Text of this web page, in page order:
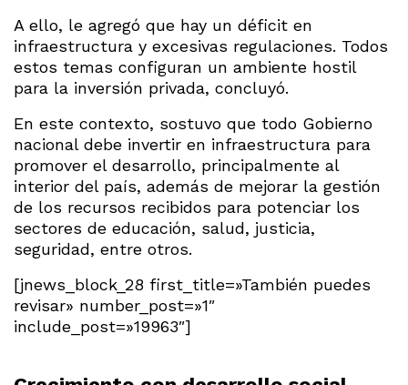
A ello, le agregó que hay un déficit en
infraestructura y excesivas regulaciones. Todos
estos temas configuran un ambiente hostil
para la inversión privada, concluyó.
En este contexto, sostuvo que todo Gobierno
nacional debe invertir en infraestructura para
promover el desarrollo, principalmente al
interior del país, además de mejorar la gestión
de los recursos recibidos para potenciar los
sectores de educación, salud, justicia,
seguridad, entre otros.
[jnews_block_28 first_title=»También puedes
revisar» number_post=»1″
include_post=»19963″]